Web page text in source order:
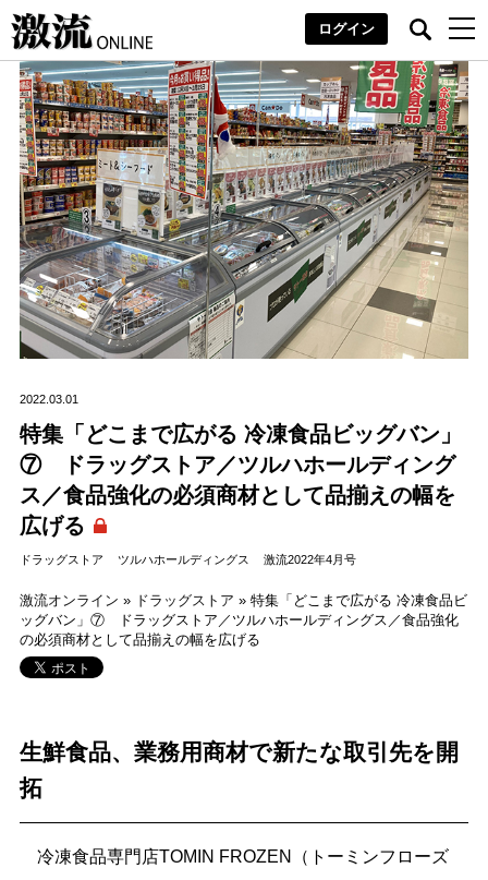
ログイン
2022.03.01
特集「どこまで広がる 冷凍食品ビッグバン」
⑦ ドラッグストア／ツルハホールディング
ス／食品強化の必須商材として品揃えの幅を
広げる
ドラッグストア ツルハホールディングス 激流2022年4月号
激流オンライン » ドラッグストア » 特集「どこまで広がる 冷凍食品ビ
ッグバン」⑦ ドラッグストア／ツルハホールディングス／食品強化
の必須商材として品揃えの幅を広げる
生鮮食品、業務用商材で新たな取引先を開
拓
冷凍食品専門店TOMIN FROZEN（トーミンフローズ